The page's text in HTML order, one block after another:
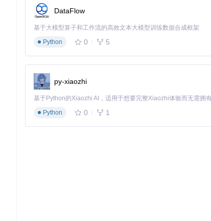
进阶配置方案：如何根据需求优化AutoCut？
# 构建Docker镜像
docker build -t autocut .
# 运行容器并映射视频目录
docker run -it -- rm
GPU加速：如何提升视频处理速度？
DataFlow
基于大模型算子和工作流的高效文本大模型训练数据合成框架
Python
0 5
py-xiaozhi
Python
0 1